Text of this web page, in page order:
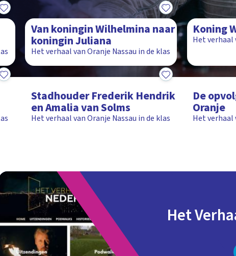
Van koningin Wilhelmina naar
koningin Juliana
Het verhaal van Oranje Nassau in de klas
9:41
Koning
Het verhaal
10:51
Stadhouder Frederik Hendrik
en Amalia van Solms
Het verhaal van Oranje Nassau in de klas
11:37
De
Oranje
Het verhaal
8:57
Het